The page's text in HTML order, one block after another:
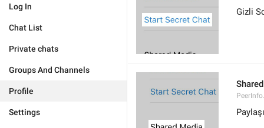
Log In
Chat List
Private chats
Groups And Channels
Profile
Settings
Gizli